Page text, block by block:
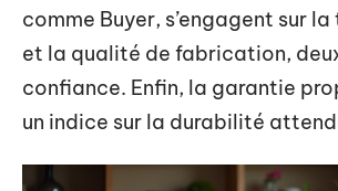
comme Buyer, s’engagent sur
et la qualité de fabrication,
confiance. Enfin, la garantie
un indice sur la durabilité